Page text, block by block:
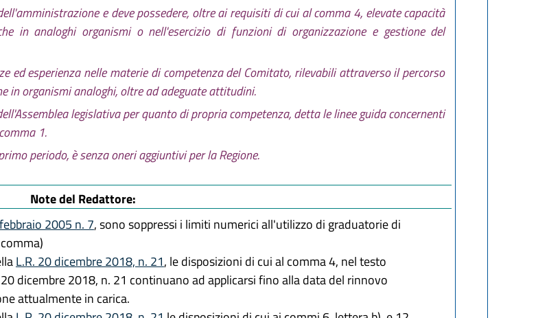
22
21
21
7
11
e deve possedere, oltre ai requisiti di cui al comma 4, elevate capacità
in analoghi organismi o nell'esercizio di funzioni di organizzazione e gestione del
ed esperienza nelle materie di competenza del Comitato, rilevabili attraverso il percorso
in organismi analoghi, oltre ad adeguate attitudini.
legislativa per quanto di propria competenza, detta le linee guida concernenti
1.
periodo, è senza oneri aggiuntivi per la Regione.
Note del Redattore:
2005 n. 7, sono soppressi i limiti numerici all'utilizzo di graduatorie di
L.R. 20 dicembre 2018, n. 21, le disposizioni di cui al comma 4, nel testo
dicembre 2018, n. 21 continuano ad applicarsi fino alla data del rinnovo
attualmente in carica.